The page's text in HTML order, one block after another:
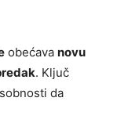
obećava novu
. Ključ
da